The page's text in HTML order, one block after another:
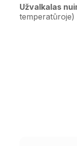
Užvalkalas
temperatūroje)